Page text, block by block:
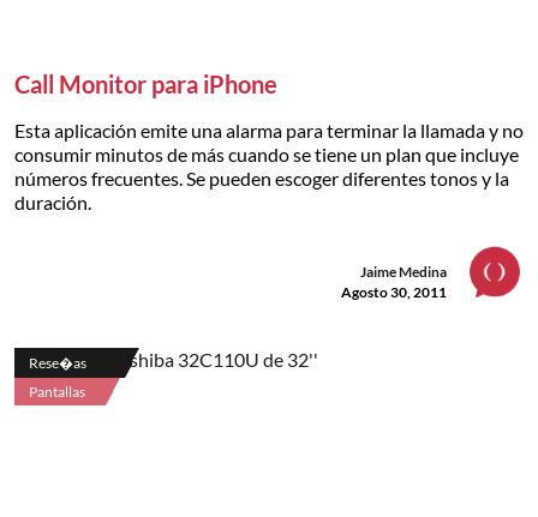
Call Monitor para iPhone
Esta aplicación emite una alarma para terminar la llamada y no
consumir minutos de más cuando se tiene un plan que incluye
números frecuentes. Se pueden escoger diferentes tonos y la
duración.
Jaime Medina
Agosto 30, 2011
Rese�as
Pantallas